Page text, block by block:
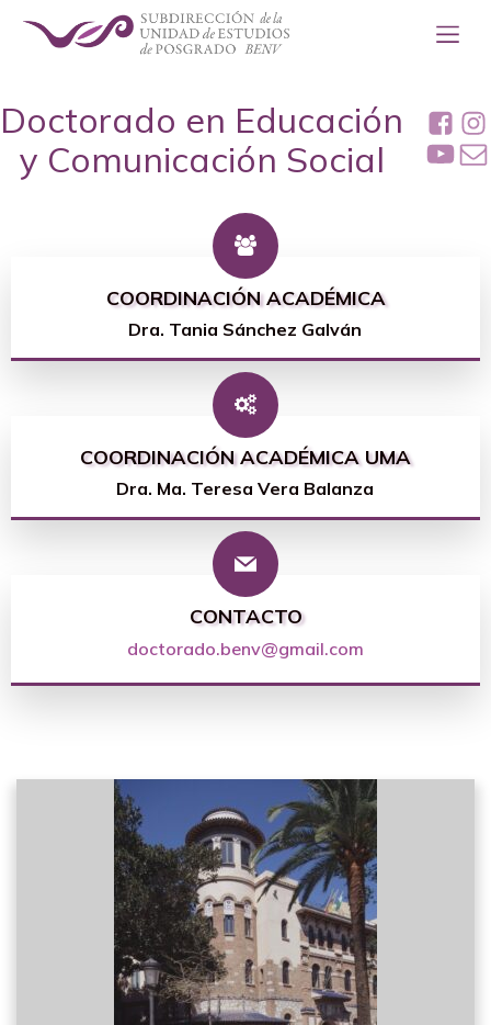
Doctorado en Educación
y Comunicación Social
COORDINACIÓN ACADÉMICA
Dra. Tania Sánchez Galván
COORDINACIÓN ACADÉMICA UMA
Dra. Ma. Teresa Vera Balanza
CONTACTO
doctorado.benv@gmail.com